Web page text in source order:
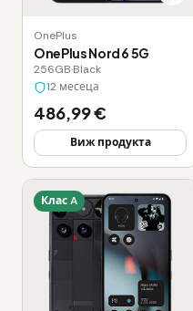
OnePlus
OnePlus Nord 6 5G
256GB·Black
12 месеца
486,99 €
Виж продукта
Клас A